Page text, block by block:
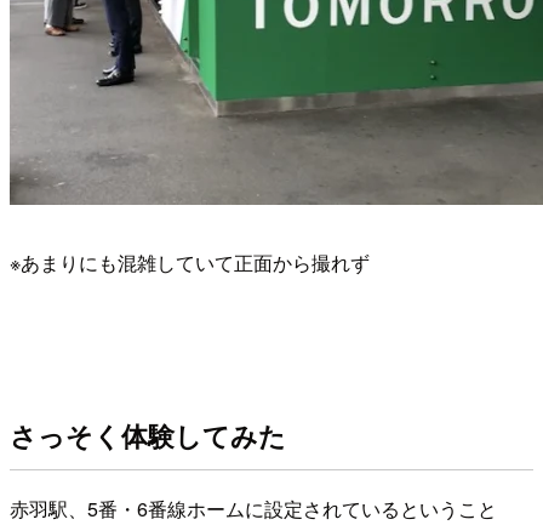
※あまりにも混雑していて正面から撮れず
さっそく体験してみた
赤羽駅、5番・6番線ホームに設定されているということ